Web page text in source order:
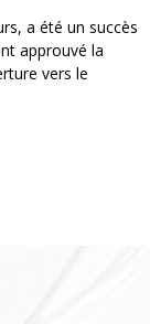
a été un succès
approuvé la
vers le